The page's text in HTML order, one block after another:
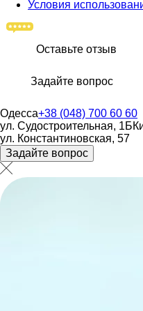
Условия
Оставьте отзыв
Задайте вопрос
Одесса+38 (048) 700 60 60
ул. Судостроительная, 1Б
ул. Константиновская, 57
Задайте вопрос